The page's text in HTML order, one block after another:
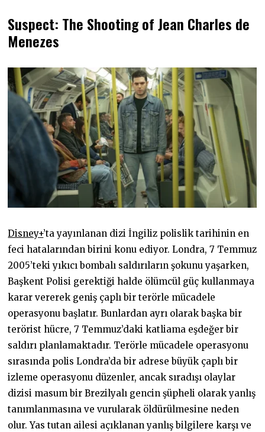
Suspect: The Shooting of Jean Charles de
Menezes
Disney+’ta yayınlanan dizi İngiliz polislik tarihinin en
feci hatalarından birini konu ediyor. Londra, 7 Temmuz
2005’teki yıkıcı bombalı saldırıların şokunu yaşarken,
Başkent Polisi gerektiği halde ölümcül güç kullanmaya
karar vererek geniş çaplı bir terörle mücadele
operasyonu başlatır. Bunlardan ayrı olarak başka bir
terörist hücre, 7 Temmuz’daki katliama eşdeğer bir
saldırı planlamaktadır. Terörle mücadele operasyonu
sırasında polis Londra’da bir adrese büyük çaplı bir
izleme operasyonu düzenler, ancak sıradışı olaylar
dizisi masum bir Brezilyalı gencin şüpheli olarak yanlış
tanımlanmasına ve vurularak öldürülmesine neden
olur. Yas tutan ailesi açıklanan yanlış bilgilere karşı ve